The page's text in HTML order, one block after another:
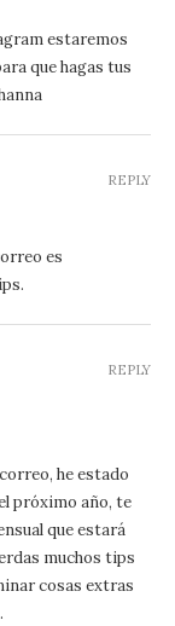
estaremos
que hagas tus
es
REPLY
he estado
próximo año, te
que estará
muchos tips
cosas extras
REPLY